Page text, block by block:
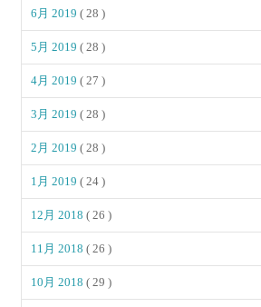
6月 2019( 28 )
5月 2019( 28 )
4月 2019( 27 )
3月 2019( 28 )
2月 2019( 28 )
1月 2019( 24 )
12月 2018( 26 )
11月 2018( 26 )
10月 2018( 29 )